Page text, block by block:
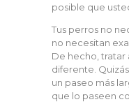
posible que
Tus perros no
no necesitan
De hecho, tratar
diferente.
un paseo más
que lo paseen